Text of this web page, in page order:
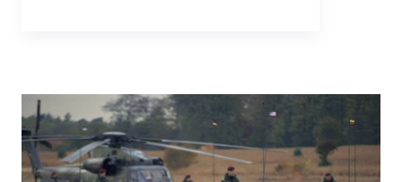
leur engagement pour la défense
mutuelle, inscrit dans l’article 5.